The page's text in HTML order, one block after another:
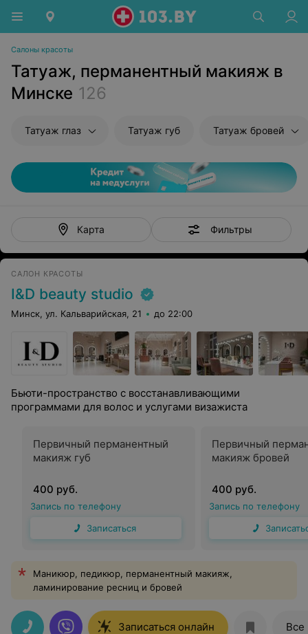
Салоны красоты
Татуаж, перманентный макияж в
Минске 126
Татуаж глаз Татуаж губ Татуаж бровей
Карта Фильтры
САЛОН КРАСОТЫ
I&D beauty studio
Минск, ул. Кальварийская, 21 до 22:00
Бьюти-пространство с восстанавливающими
программами для волос и услугами визажиста
Первичный перманентный
макияж губ
400 руб.
Запись по телефону
Записаться
Первичный
макияж бровей
400 руб.
Запись по телефону
Маникюр, педикюр, перманентный макияж,
ламинирование ресниц и бровей
Записаться онлайн